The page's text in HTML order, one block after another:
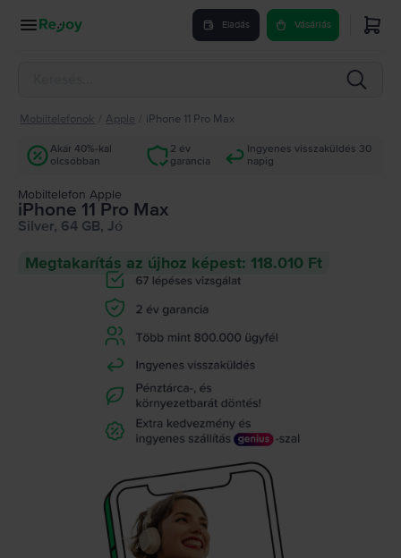
Eladás Vásárlás
Mobiltelefonok Apple iPhone 11 Pro Max
Akár 40%-kal
olcsóbban
2 év
garancia
Ingyenes visszaküldés 30
napig
Mobiltelefon Apple
iPhone 11 Pro Max
Silver, 64 GB, Jó
Megtakarítás az újhoz képest: 118.010 Ft